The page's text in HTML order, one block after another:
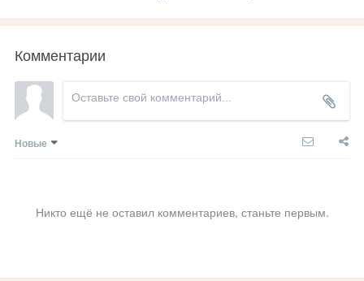
Комментарии
Новые
Никто ещё не оставил комментариев, станьте первым.